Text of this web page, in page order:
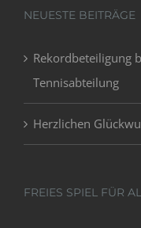
NEUESTE BEITRÄGE
Rekordbeteiligung
Tennisabteilung
Herzlichen
FREIES SPIEL FÜR